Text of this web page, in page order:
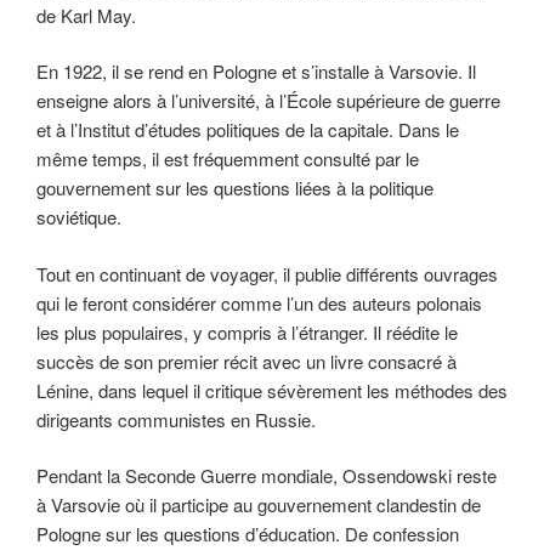
de Karl May.
En 1922, il se rend en Pologne et s’installe à Varsovie. Il
enseigne alors à l’université, à l’École supérieure de guerre
et à l’Institut d’études politiques de la capitale. Dans le
même temps, il est fréquemment consulté par le
gouvernement sur les questions liées à la politique
soviétique.
Tout en continuant de voyager, il publie différents ouvrages
qui le feront considérer comme l’un des auteurs polonais
les plus populaires, y compris à l’étranger. Il réédite le
succès de son premier récit avec un livre consacré à
Lénine, dans lequel il critique sévèrement les méthodes des
dirigeants communistes en Russie.
Pendant la Seconde Guerre mondiale, Ossendowski reste
à Varsovie où il participe au gouvernement clandestin de
Pologne sur les questions d’éducation. De confession